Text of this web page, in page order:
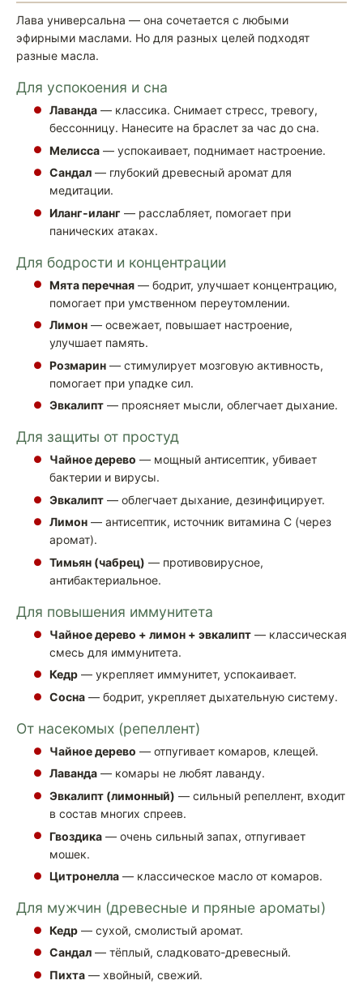
Лава универсальна — она сочетается с любыми
эфирными маслами. Но для разных целей подходят
разные масла.
Для успокоения и сна
Лаванда — классика. Снимает стресс, тревогу,
бессонницу. Нанесите на браслет за час до сна.
Мелисса — успокаивает, поднимает настроение.
Сандал — глубокий древесный аромат для
медитации.
Иланг-иланг — расслабляет, помогает при
панических атаках.
Для бодрости и концентрации
Мята перечная — бодрит, улучшает концентрацию,
помогает при умственном переутомлении.
Лимон — освежает, повышает настроение,
улучшает память.
Розмарин — стимулирует мозговую активность,
помогает при упадке сил.
Эвкалипт — проясняет мысли, облегчает дыхание.
Для защиты от простуд
Чайное дерево — мощный антисептик, убивает
бактерии и вирусы.
Эвкалипт — облегчает дыхание, дезинфицирует.
Лимон — антисептик, источник витамина С (через
аромат).
Тимьян (чабрец) — противовирусное,
антибактериальное.
Для повышения иммунитета
Чайное дерево + лимон + эвкалипт — классическая
смесь для иммунитета.
Кедр — укрепляет иммунитет, успокаивает.
Сосна — бодрит, укрепляет дыхательную систему.
От насекомых (репеллент)
Чайное дерево — отпугивает комаров, клещей.
Лаванда — комары не любят лаванду.
Эвкалипт (лимонный) — сильный репеллент, входит
в состав многих спреев.
Гвоздика — очень сильный запах, отпугивает
мошек.
Цитронелла — классическое масло от комаров.
Для мужчин (древесные и пряные ароматы)
Кедр — сухой, смолистый аромат.
Сандал — тёплый, сладковато-древесный.
Пихта — хвойный, свежий.